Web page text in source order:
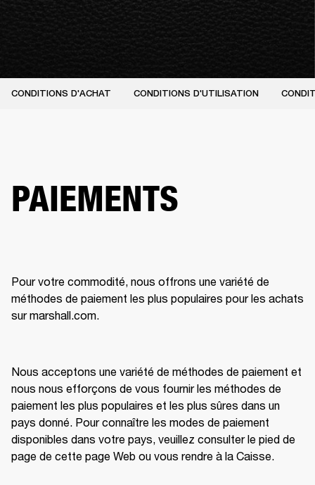
CONDITIONS D'ACHAT CONDITIONS D'UTILISATION
PAIEMENTS
Pour votre commodité, nous offrons une variété de
méthodes de paiement les plus populaires pour les achats
sur marshall.com.
Nous acceptons une variété de méthodes de paiement et
nous nous efforçons de vous fournir les méthodes de
paiement les plus populaires et les plus sûres dans un
pays donné. Pour connaître les modes de paiement
disponibles dans votre pays, veuillez consulter le pied de
page de cette page Web ou vous rendre à la Caisse.